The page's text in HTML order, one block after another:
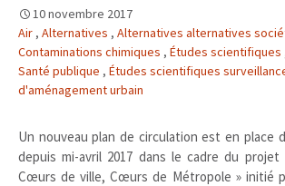
10 novembre 2017
Air , Alternatives , Alternatives alternatives
Contaminations chimiques , Études scientifiques
Santé publique , Études scientifiques
d'aménagement urbain
Un nouveau plan de circulation est en place
depuis mi-avril 2017 dans le cadre du projet
Cœurs de ville, Cœurs de Métropole » initié